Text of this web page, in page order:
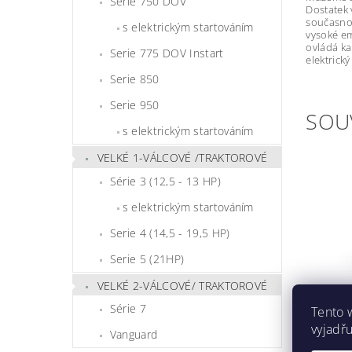
s elektrickým startováním
Serie 775 DOV Instart
Serie 850
Serie 950
s elektrickým startováním
VELKÉ 1-VÁLCOVÉ /TRAKTOROVÉ
Série 3 (12,5 - 13 HP)
s elektrickým startováním
Serie 4 (14,5 - 19,5 HP)
Serie 5 (21HP)
VELKÉ 2-VÁLCOVÉ/ TRAKTOROVÉ
Série 7
Vanguard
Dostatek
vysoké
ovládá
SAE
Tento